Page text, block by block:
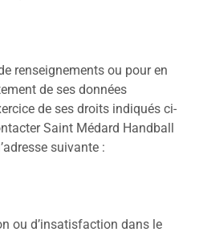
renseignements ou pour en
de ses données
de ses droits indiqués ci-
Saint Médard Handball
suivante :
ou d’insatisfaction dans le